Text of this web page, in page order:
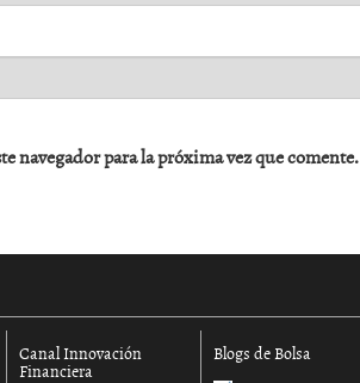
navegador para la próxima vez que comente.
Canal Innovación
Financiera
Blogs de Bolsa